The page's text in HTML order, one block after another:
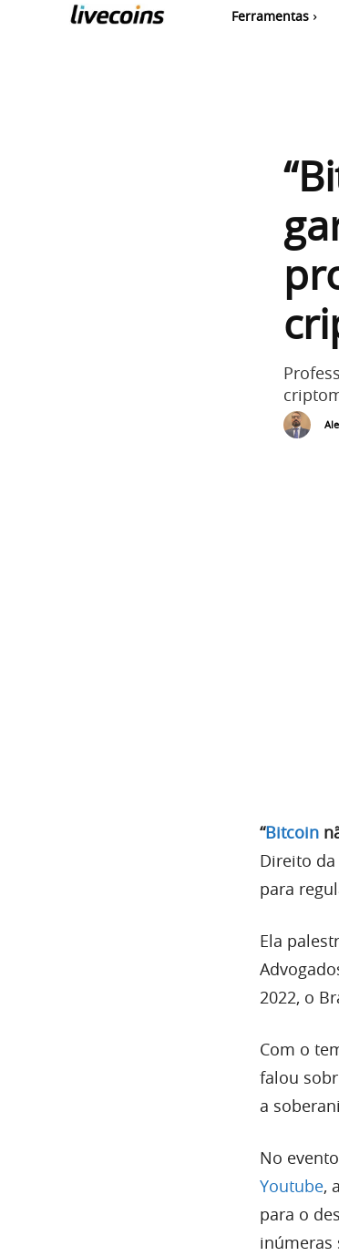
Ferramentas
“Bitcoin
Direito da
para
Ela
2022, o
Com o
falou
a
No
Youtube,
para o
inúmeras